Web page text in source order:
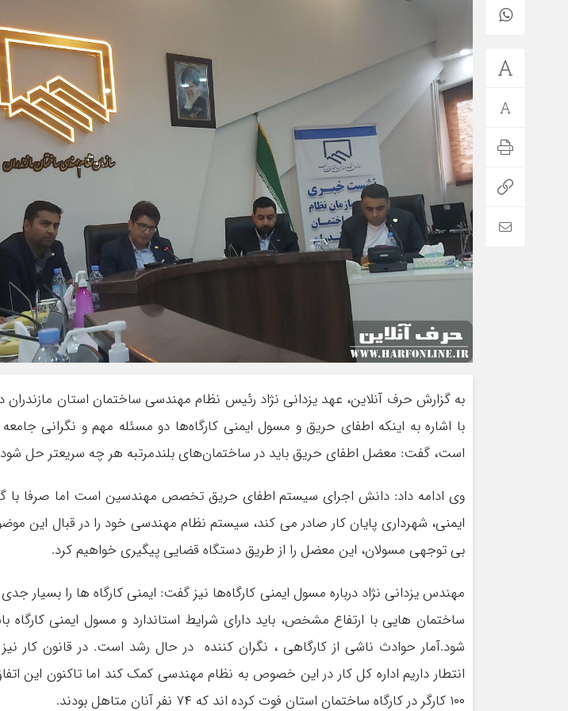
به گزارش حرف آنلاین، عهد یزدانی نژاد رئیس نظام مهندسی ساختمان استان
با اشاره به اینکه اطفای حریق و مسول ایمنی کارگاه‌ها دو مسئله مهم و نگرانی
است، گفت: معضل اطفای حریق باید در ساختمان‌های بلندمرتبه هر چه سریعتر حل شود
وی ادامه داد: دانش اجرای سیستم اطفای حریق تخصص مهندسین است اما صرفا با
ایمنی، شهرداری پایان کار صادر می کند، سیستم نظام مهندسی خود را در قبال این
بی توجهی مسولان، این معضل را از طریق دستگاه قضایی پیگیری خواهیم کرد.
مهندس یزدانی نژاد درباره مسول ایمنی کارگاه‌ها نیز گفت: ایمنی کارگاه ها را بسیار
ساختمان هایی با ارتفاع مشخص، باید دارای شرایط استاندارد و مسول ایمنی کارگاه
شود.آمار حوادث ناشی از کارگاهی ، نگران کننده در حال رشد است. در قانون کار
انتطار داریم اداره کل کار در این خصوص به نظام مهندسی کمک کند اما تاکنون این
۱۰۰ کارگر در کارگاه ساختمان استان فوت کرده اند که ۷۴ نفر آنان متاهل بودند.